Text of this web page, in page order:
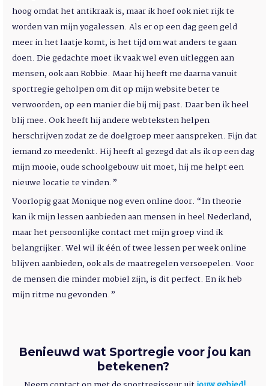
hoog omdat het antikraak is, maar ik hoef ook niet rijk te
worden van mijn yogalessen. Als er op een dag geen geld
meer in het laatje komt, is het tijd om wat anders te gaan
doen. Die gedachte moet ik vaak wel even uitleggen aan
mensen, ook aan Robbie. Maar hij heeft me daarna vanuit
sportregie geholpen om dit op mijn website beter te
verwoorden, op een manier die bij mij past. Daar ben ik heel
blij mee. Ook heeft hij andere webteksten helpen
herschrijven zodat ze de doelgroep meer aanspreken. Fijn dat
iemand zo meedenkt. Hij heeft al gezegd dat als ik op een dag
mijn mooie, oude schoolgebouw uit moet, hij me helpt een
nieuwe locatie te vinden.”
Voorlopig gaat Monique nog even online door. “In theorie
kan ik mijn lessen aanbieden aan mensen in heel Nederland,
maar het persoonlijke contact met mijn groep vind ik
belangrijker. Wel wil ik één of twee lessen per week online
blijven aanbieden, ook als de maatregelen versoepelen. Voor
de mensen die minder mobiel zijn, is dit perfect. En ik heb
mijn ritme nu gevonden.”
Benieuwd wat Sportregie voor jou kan
betekenen?